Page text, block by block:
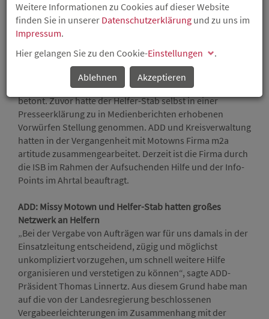
Die Aufsichts- und Dienstleistungsdirektion (ADD), die
Investitions- und Strukturbank Rheinland-Pfalz (ISB) und
die Kreisverwaltung Ahrweiler haben vor dem
Hintergrund aktueller Debatten um die private
Fluthilfeorganisation Helfer-Stab gGmbH und deren
Geschäftsführerin Missy Motown die gute
Zusammenarbeit mit Motown und dem Helfer-Stab
betont. Zuvor hatte der Helfer-Stab selbst in einer
Presseerklärung zu in Medienberichten erhobenen
Vorwürfen Stellung genommen. ADD und Kreisverwaltung
hatten in der Vergangenheit mit Motowns Firma m2a
artitude zusammengearbeitet. Derzeit ist die Firma durch
die ISB im Rahmen der Aufsuchenden Hilfe und der Info-
Points im Ahrtal beauftragt.
ADD: Missy Motown und Helfer-Stab hatten großes
Netzwerk an Helfern
„Bei der Vergabe von Aufträgen war für uns damals in der
Einsatzleitung entscheidend, zügig und möglichst
unkompliziert vorzugehen, um schnell weitere Hilfe
organisieren und verstetigen zu können“, sagte ADD-
Präsident Thomas Linnertz. Aus diesem Grund habe man
auf die von der Landesregierung beschlossenen
Vergabeerleichterungen im Zusammenhang mit der
Weitere Informationen zu Cookies auf dieser Website
finden Sie in unserer Datenschutzerklärung und zu uns im
Impressum.
Hier gelangen Sie zu den Cookie-Einstellungen
.
Ablehnen
Akzeptieren